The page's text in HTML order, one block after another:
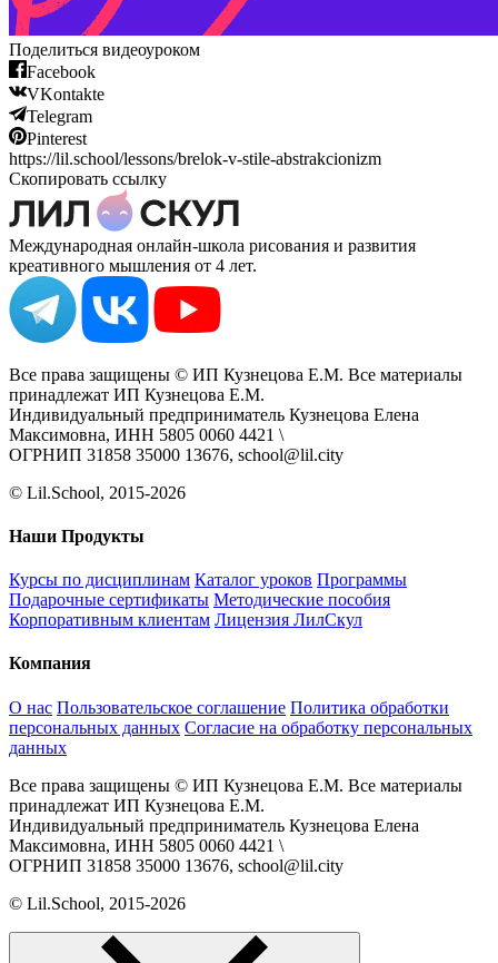
Поделиться видеоуроком
Facebook
VKontakte
Telegram
Pinterest
https://lil.school/lessons/brelok-v-stile-abstrakcionizm
Скопировать ссылку
Международная онлайн-школа рисования и развития
креативного мышления от 4 лет.
Все права защищены © ИП Кузнецова Е.М. Все материалы
принадлежат ИП Кузнецова Е.М.
Индивидуальный предприниматель Кузнецова Елена
Максимовна, ИНН 5805 0060 4421 \
ОГРНИП 31858 35000 13676, school@lil.city
© Lil.School, 2015‐2026
Наши Продукты
Курсы по дисциплинам Каталог уроков Программы
Подарочные сертификаты Методические пособия
Корпоративным клиентам Лицензия ЛилСкул
Компания
О нас Пользовательское соглашение Политика обработки
персональных данных Согласие на обработку персональных
данных
Все права защищены © ИП Кузнецова Е.М. Все материалы
принадлежат ИП Кузнецова Е.М.
Индивидуальный предприниматель Кузнецова Елена
Максимовна, ИНН 5805 0060 4421 \
ОГРНИП 31858 35000 13676, school@lil.city
© Lil.School, 2015‐2026